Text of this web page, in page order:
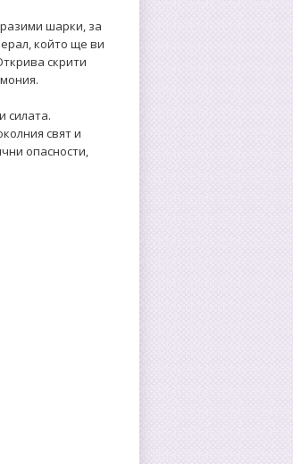
шарки, за
който ще ви
скрити
силата.
свят и
опасности,